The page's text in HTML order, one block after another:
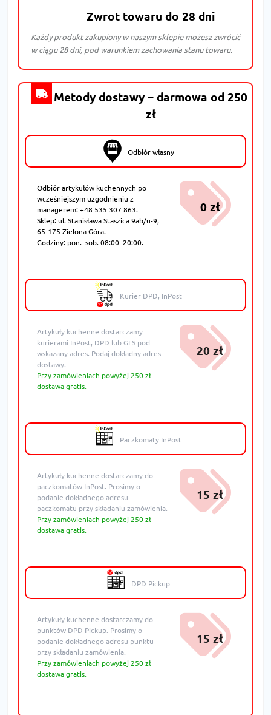
Zwrot towaru do 28 dni
Każdy produkt zakupiony w naszym sklepie możesz zwrócić
w ciągu 28 dni, pod warunkiem zachowania stanu towaru.
Metody dostawy – darmowa od 250
zł
Odbiór własny
Odbiór artykułów kuchennych po
wcześniejszym uzgodnieniu z
managerem: +48 535 307 863.
Sklep: ul. Stanisława Staszica 9ab/u-9,
65-175 Zielona Góra.
Godziny: pon.–sob. 08:00–20:00.
0 zł
Kurier DPD, InPost
Artykuły kuchenne dostarczamy
kurierami InPost, DPD lub GLS pod
wskazany adres. Podaj dokładny adres
dostawy.
Przy zamówieniach powyżej 250 zł
dostawa gratis.
20 zł
Paczkomaty InPost
Artykuły kuchenne dostarczamy do
paczkomatów InPost. Prosimy o
podanie dokładnego adresu
paczkomatu przy składaniu zamówienia.
Przy zamówieniach powyżej 250 zł
dostawa gratis.
15 zł
DPD Pickup
Artykuły kuchenne dostarczamy do
punktów DPD Pickup. Prosimy o
podanie dokładnego adresu punktu
przy składaniu zamówienia.
Przy zamówieniach powyżej 250 zł
dostawa gratis.
15 zł